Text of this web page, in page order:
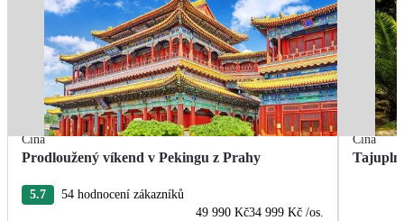
Čína
Prodloužený víkend v Pekingu z Prahy
5.7
54 hodnocení zákazníků
49 990 Kč34 999 Kč /os.
Čína